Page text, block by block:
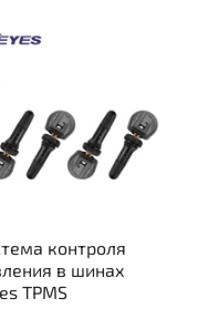
контроля
в шинах
TPMS